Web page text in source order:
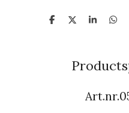
D
D
S
D